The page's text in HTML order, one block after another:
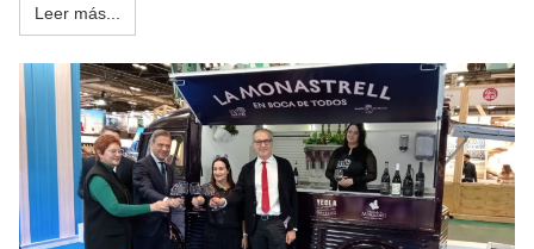
Leer más...